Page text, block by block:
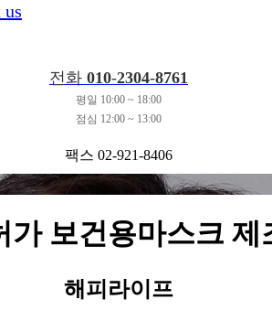
us
전화 010-2304-8761
평일 10:00 ~ 18:00
점심 12:00 ~ 13:00
팩스 02-921-8406
가 보건용마스크 제
해피라이프